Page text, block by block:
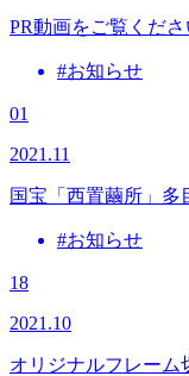
PR動画をご覧くださ
#お知らせ
01
2021.11
国宝「西置繭所」多
#お知らせ
18
2021.10
オリジナルフレーム